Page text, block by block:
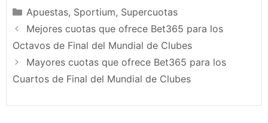
Categorías
Apuestas, Sportium, Supercuotas
Mejores cuotas que ofrece Bet365 para los
Octavos de Final del Mundial de Clubes
Mayores cuotas que ofrece Bet365 para los
Cuartos de Final del Mundial de Clubes